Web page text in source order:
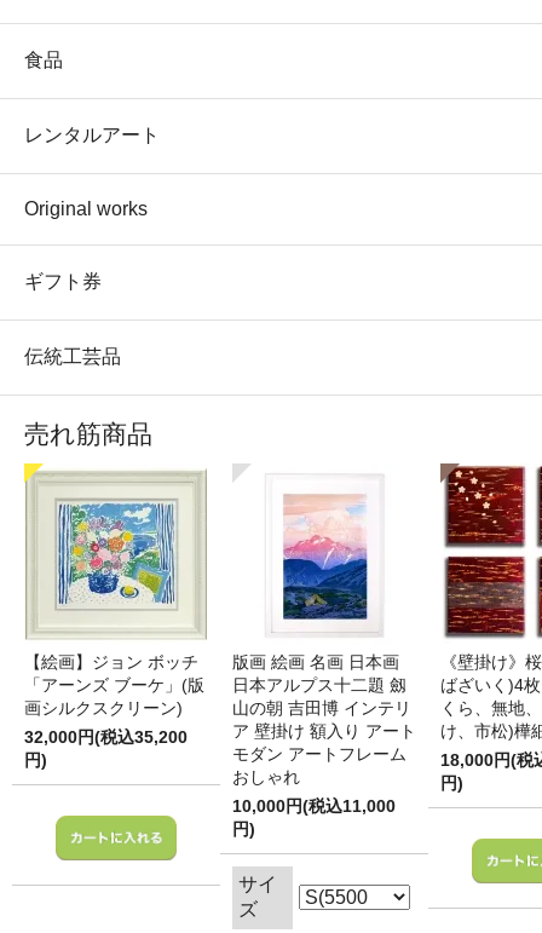
食品
レンタルアート
Original works
ギフト券
伝統工芸品
売れ筋商品
【絵画】ジョン ボッチ
「アーンズ ブーケ」(版
画シルクスクリーン)
32,000円(税込35,200
円)
版画 絵画 名画 日本画
日本アルプス十二題 劔
山の朝 吉田博 インテリ
ア 壁掛け 額入り アート
モダン アートフレーム
おしゃれ
10,000円(税込11,000
円)
サイ
ズ
《壁掛け》
ばざいく)4
くら、無地
け、市松)樺
18,000円(税
円)